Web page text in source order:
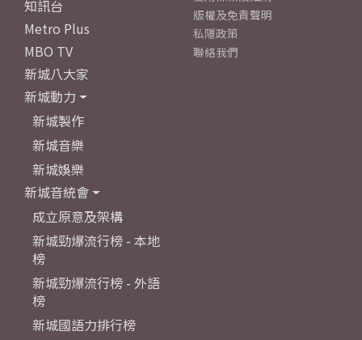
知訊台
Metro Plus
MBO TV
新城八大家
新城動力
新城製作
新城音樂
新城娛樂
新城音統會
成立原意及架構
新城勁爆流行榜 - 本地
榜
新城勁爆流行榜 - 外語
榜
新城國語力排行榜
版權及免責聲明
私隱政策
聯絡我們